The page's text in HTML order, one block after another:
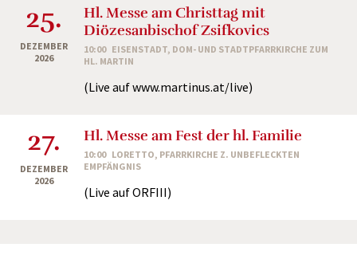
25.
DEZEMBER
2026
Hl. Messe am Christtag mit
Diözesanbischof Zsifkovics
10:00 EISENSTADT, DOM- UND STADTPFARRKIRCHE ZUM
HL. MARTIN
(Live auf www.martinus.at/live)
27.
DEZEMBER
2026
Hl. Messe am Fest der hl. Familie
10:00 LORETTO, PFARRKIRCHE Z. UNBEFLECKTEN
EMPFÄNGNIS
(Live auf ORFIII)